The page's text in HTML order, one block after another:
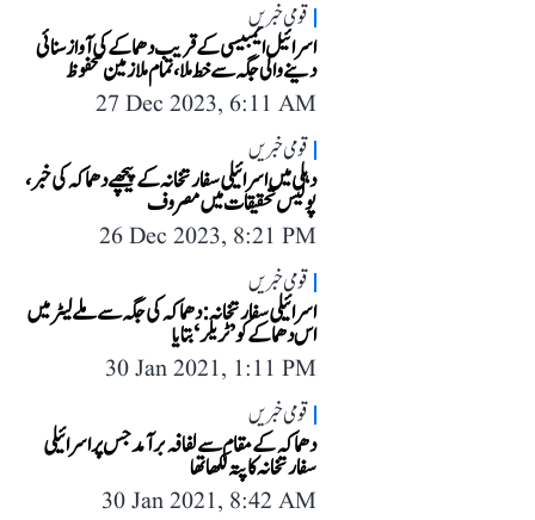
قومی خبریں
اسرائیل ایمبیسی کے قریب دھماکے کی آواز سنائی
دینے والی جگہ سے خط ملا، تمام ملازمین محفوظ
27 Dec 2023, 6:11 AM
قومی خبریں
دہلی میں اسرائیلی سفارتخانہ کے پیچھے دھماکہ کی خبر،
پولیس تحقیقات میں مصروف
26 Dec 2023, 8:21 PM
قومی خبریں
اسرائیلی سفارتخانہ: دھماکہ کی جگہ سے ملے لیٹر میں
اس دھماکے کو ’ٹریلر‘ بتایا
30 Jan 2021, 1:11 PM
قومی خبریں
دھماکہ کے مقام سے لفافہ برآمد جس پر اسرائیلی
سفارتخانہ کا پتہ لکھا تھا
30 Jan 2021, 8:42 AM